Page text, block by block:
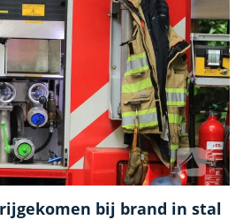
bij brand in stal